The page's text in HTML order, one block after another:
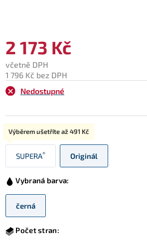
2 173 Kč
včetně DPH
1 796 Kč bez DPH
Nedostupné
Typ:
SUPERA®
Výběrem ušetříte až491 Kč
Originál
Vybraná barva:
černá
Počet stran: